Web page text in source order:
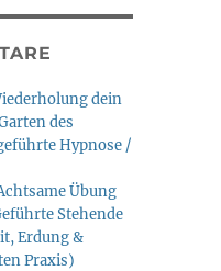
dein
des
Hypnose /
Übung
Stehende
Erdung &
Praxis)